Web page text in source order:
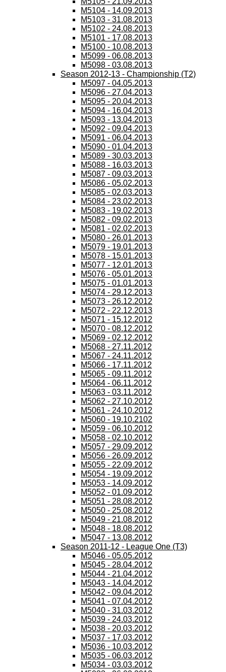
M5104 - 14.09.2013
M5103 - 31.08.2013
M5102 - 24.08.2013
M5101 - 17.08.2013
M5100 - 10.08.2013
M5099 - 06.08.2013
M5098 - 03.08.2013
Season 2012-13 - Championship (T2)
M5097 - 04.05.2013
M5096 - 27.04.2013
M5095 - 20.04.2013
M5094 - 16.04.2013
M5093 - 13.04.2013
M5092 - 09.04.2013
M5091 - 06.04.2013
M5090 - 01.04.2013
M5089 - 30.03.2013
M5088 - 16.03.2013
M5087 - 09.03.2013
M5086 - 05.02.2013
M5085 - 02.03.2013
M5084 - 23.02.2013
M5083 - 19.02.2013
M5082 - 09.02.2013
M5081 - 02.02.2013
M5080 - 26.01.2013
M5079 - 19.01.2013
M5078 - 15.01.2013
M5077 - 12.01.2013
M5076 - 05.01.2013
M5075 - 01.01.2013
M5074 - 29.12.2013
M5073 - 26.12.2012
M5072 - 22.12.2013
M5071 - 15.12.2012
M5070 - 08.12.2012
M5069 - 02.12.2012
M5068 - 27.11.2012
M5067 - 24.11.2012
M5066 - 17.11.2012
M5065 - 09.11.2012
M5064 - 06.11.2012
M5063 - 03.11.2012
M5062 - 27.10.2012
M5061 - 24.10.2012
M5060 - 19.10.2102
M5059 - 06.10.2012
M5058 - 02.10.2012
M5057 - 29.09.2012
M5056 - 26.09.2012
M5055 - 22.09.2012
M5054 - 19.09.2012
M5053 - 14.09.2012
M5052 - 01.09.2012
M5051 - 28.08.2012
M5050 - 25.08.2012
M5049 - 21.08.2012
M5048 - 18.08.2012
M5047 - 13.08.2012
Season 2011-12 - League One (T3)
M5046 - 05.05.2012
M5045 - 28.04.2012
M5044 - 21.04.2012
M5043 - 14.04.2012
M5042 - 09.04.2012
M5041 - 07.04.2012
M5040 - 31.03.2012
M5039 - 24.03.2012
M5038 - 20.03.2012
M5037 - 17.03.2012
M5036 - 10.03.2012
M5035 - 06.03.2012
M5034 - 03.03.2012